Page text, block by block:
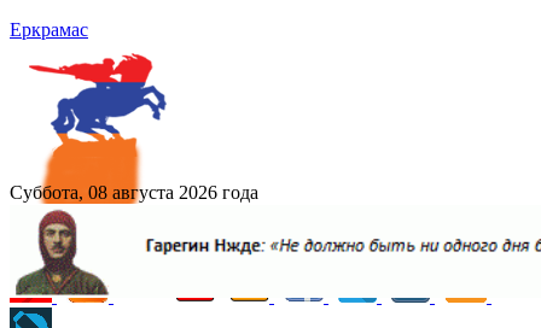
Еркрамас
Суббота, 08 августа 2026 года